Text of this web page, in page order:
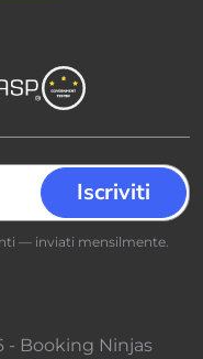
— inviati mensilmente.
- Booking Ninjas